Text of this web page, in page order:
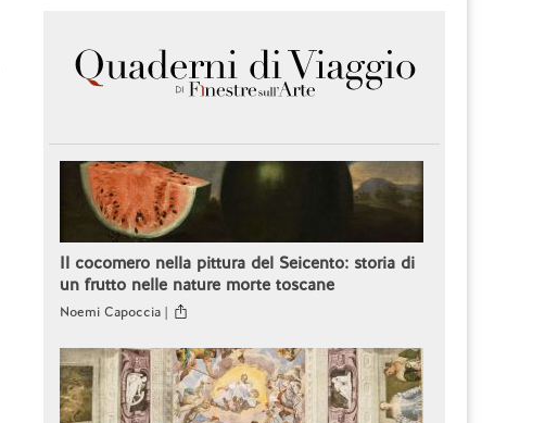
Il cocomero nella pittura del Seicento: storia di
un frutto nelle nature morte toscane
Noemi Capoccia |